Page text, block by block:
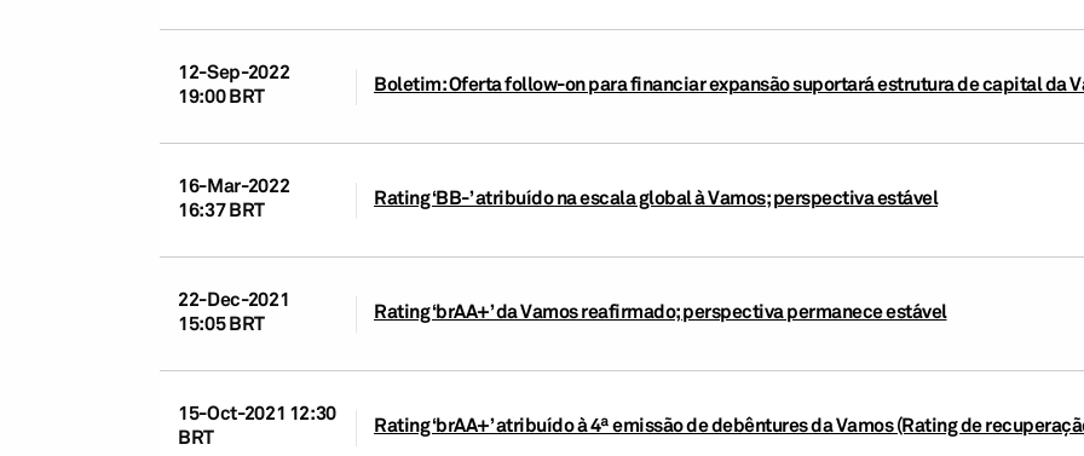
12-Sep-2022
19:00 BRT
Boletim: Oferta follow-on para financiar expansão suportará estrutura de capital da
16-Mar-2022
16:37 BRT
Rating ‘BB-’ atribuído na escala global à Vamos; perspectiva estável
22-Dec-2021
15:05 BRT
Rating ‘brAA+’ da Vamos reafirmado; perspectiva permanece estável
15-Oct-2021 12:30
BRT
Rating ‘brAA+’ atribuído à 4ª emissão de debêntures da Vamos (Rating de